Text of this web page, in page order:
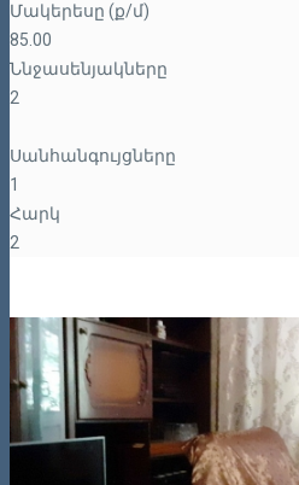
Մակերեսը (ք/մ)
85.00
Ննջասենյակները
2
Սանհանգույցները
1
Հարկ
2